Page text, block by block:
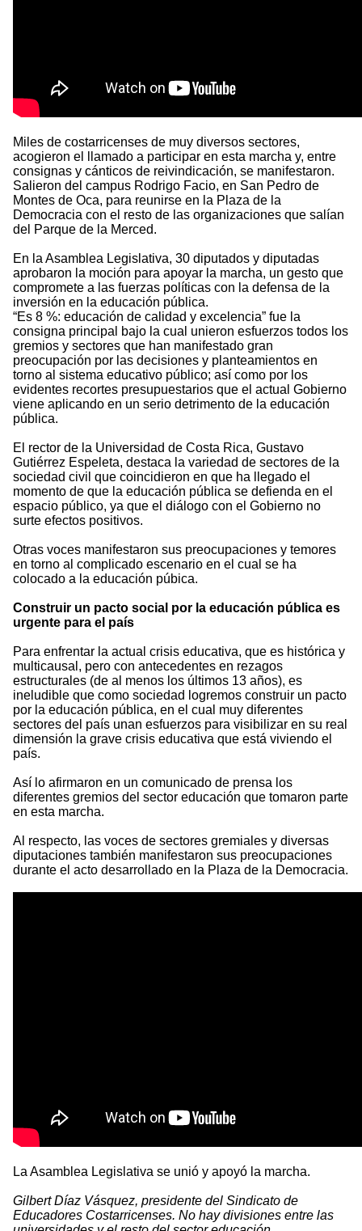
Miles de costarricenses de muy diversos sectores,
acogieron el llamado a participar en esta marcha y, entre
consignas y cánticos de reivindicación, se manifestaron.
Salieron del campus Rodrigo Facio, en San Pedro de
Montes de Oca, para reunirse en la Plaza de la
Democracia con el resto de las organizaciones que salían
del Parque de la Merced.
En la Asamblea Legislativa, 30 diputados y diputadas
aprobaron la moción para apoyar la marcha, un gesto que
compromete a las fuerzas políticas con la defensa de la
inversión en la educación pública.
“Es 8 %: educación de calidad y excelencia” fue la
consigna principal bajo la cual unieron esfuerzos todos los
gremios y sectores que han manifestado gran
preocupación por las decisiones y planteamientos en
torno al sistema educativo público; así como por los
evidentes recortes presupuestarios que el actual Gobierno
viene aplicando en un serio detrimento de la educación
pública.
El rector de la Universidad de Costa Rica, Gustavo
Gutiérrez Espeleta, destaca la variedad de sectores de la
sociedad civil que coincidieron en que ha llegado el
momento de que la educación pública se defienda en el
espacio público, ya que el diálogo con el Gobierno no
surte efectos positivos.
Otras voces manifestaron sus preocupaciones y temores
en torno al complicado escenario en el cual se ha
colocado a la educación púbica.
Construir un pacto social por la educación pública es
urgente para el país
Para enfrentar la actual crisis educativa, que es histórica y
multicausal, pero con antecedentes en rezagos
estructurales (de al menos los últimos 13 años), es
ineludible que como sociedad logremos construir un pacto
por la educación pública, en el cual muy diferentes
sectores del país unan esfuerzos para visibilizar en su real
dimensión la grave crisis educativa que está viviendo el
país.
Así lo afirmaron en un comunicado de prensa los
diferentes gremios del sector educación que tomaron parte
en esta marcha.
Al respecto, las voces de sectores gremiales y diversas
diputaciones también manifestaron sus preocupaciones
durante el acto desarrollado en la Plaza de la Democracia.
La Asamblea Legislativa se unió y apoyó la marcha.
Gilbert Díaz Vásquez, presidente del Sindicato de
Educadores Costarricenses. No hay divisiones entre las